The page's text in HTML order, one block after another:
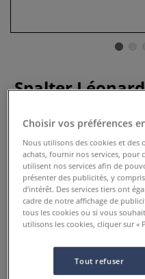
Spalter
Le Spalter Léonard série
liquide, lavis et application
Choisir vos préférences
Nous utilisons des cookies et
achats, fournir nos services, pour
utilisent nos services afin de
présenter des publicités, y
d’intérêt. Des services tiers ont
cadre de notre affichage de
tous les cookies ou si vous
utilisons les cookies, cliquer sur «
Tout refuser